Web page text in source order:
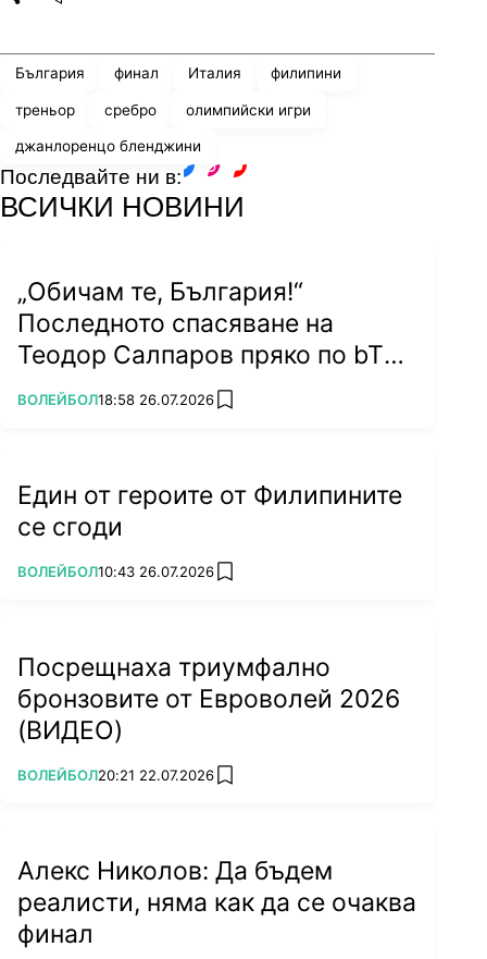
България финал Италия филипини
треньор сребро олимпийски игри
джанлоренцо бленджини
Последвайте ни в:
ВСИЧКИ НОВИНИ
„Обичам те, България!“
Последното спасяване на
Теодор Салпаров пряко по bTV
на 5 септември (ВИДЕО)
ПОВЕЧЕ ОТ
ВОЛЕЙБОЛ18:58 26.07.2026 add favorites
Един от героите от Филипините
се сгоди
ПОВЕЧЕ ОТ
ВОЛЕЙБОЛ10:43 26.07.2026 add favorites
Посрещнаха триумфално
бронзовите от Евроволей 2026
(ВИДЕО)
ПОВЕЧЕ ОТ
ВОЛЕЙБОЛ20:21 22.07.2026 add favorites
Алекс Николов: Да бъдем
реалисти, няма как да се очаква
финал